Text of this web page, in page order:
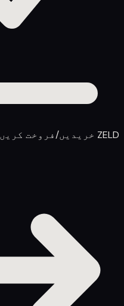
ZELD خریدیں/فروخت کریں